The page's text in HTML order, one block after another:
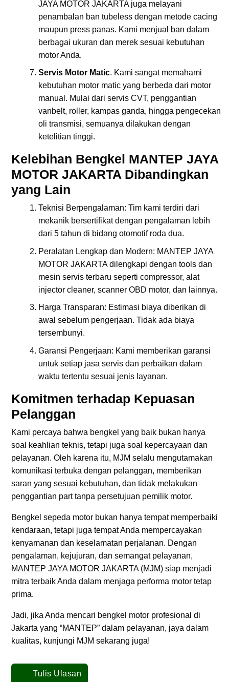
JAYA MOTOR JAKARTA juga melayani
penambalan ban tubeless dengan metode cacing
maupun press panas. Kami menjual ban dalam
berbagai ukuran dan merek sesuai kebutuhan
motor Anda.
Servis Motor Matic. Kami sangat memahami
kebutuhan motor matic yang berbeda dari motor
manual. Mulai dari servis CVT, penggantian
vanbelt, roller, kampas ganda, hingga pengecekan
oli transmisi, semuanya dilakukan dengan
ketelitian tinggi.
Kelebihan Bengkel MANTEP JAYA
MOTOR JAKARTA Dibandingkan
yang Lain
Teknisi Berpengalaman: Tim kami terdiri dari
mekanik bersertifikat dengan pengalaman lebih
dari 5 tahun di bidang otomotif roda dua.
Peralatan Lengkap dan Modern: MANTEP JAYA
MOTOR JAKARTA dilengkapi dengan tools dan
mesin servis terbaru seperti compressor, alat
injector cleaner, scanner OBD motor, dan lainnya.
Harga Transparan: Estimasi biaya diberikan di
awal sebelum pengerjaan. Tidak ada biaya
tersembunyi.
Garansi Pengerjaan: Kami memberikan garansi
untuk setiap jasa servis dan perbaikan dalam
waktu tertentu sesuai jenis layanan.
Komitmen terhadap Kepuasan
Pelanggan
Kami percaya bahwa bengkel yang baik bukan hanya
soal keahlian teknis, tetapi juga soal kepercayaan dan
pelayanan. Oleh karena itu, MJM selalu mengutamakan
komunikasi terbuka dengan pelanggan, memberikan
saran yang sesuai kebutuhan, dan tidak melakukan
penggantian part tanpa persetujuan pemilik motor.
Bengkel sepeda motor bukan hanya tempat memperbaiki
kendaraan, tetapi juga tempat Anda mempercayakan
kenyamanan dan keselamatan perjalanan. Dengan
pengalaman, kejujuran, dan semangat pelayanan,
MANTEP JAYA MOTOR JAKARTA (MJM) siap menjadi
mitra terbaik Anda dalam menjaga performa motor tetap
prima.
Jadi, jika Anda mencari bengkel motor profesional di
Jakarta yang “MANTEP” dalam pelayanan, jaya dalam
kualitas, kunjungi MJM sekarang juga!
Tulis Ulasan